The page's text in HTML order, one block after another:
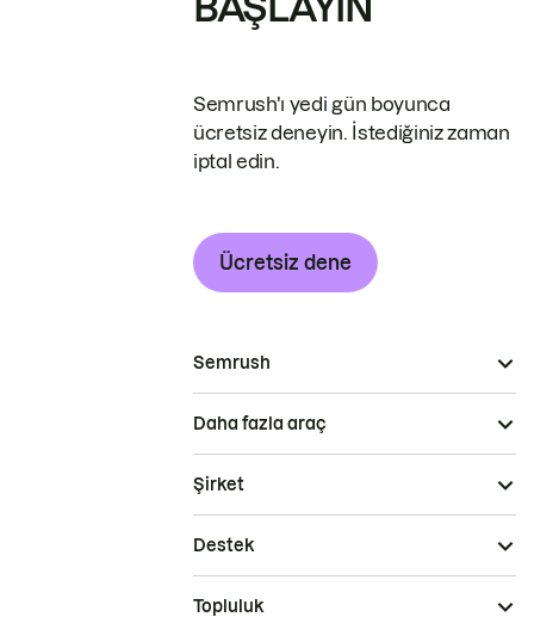
Semrush'ı yedi gün boyunca
ücretsiz deneyin. İstediğiniz zaman
iptal edin.
Ücretsiz dene
Semrush
Daha fazla araç
Şirket
Destek
Topluluk